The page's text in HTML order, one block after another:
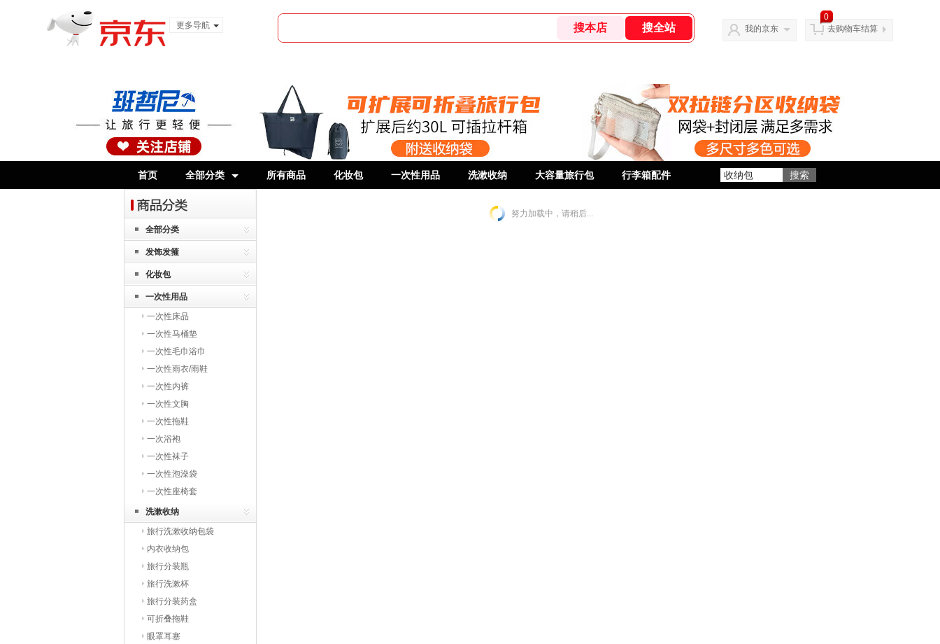
更多导航
我的京东
0
去购物车结算
首页 全部分类 所有商品 化妆包 一次性用品 洗漱收纳 大容量旅行包 行李箱配件
全部分类
发饰发箍
化妆包
一次性用品
一次性床品
一次性马桶垫
一次性毛巾浴巾
一次性雨衣/雨鞋
一次性内裤
一次性文胸
一次性拖鞋
一次浴袍
一次性袜子
一次性泡澡袋
一次性座椅套
洗漱收纳
旅行洗漱收纳包袋
内衣收纳包
旅行分装瓶
旅行洗漱杯
旅行分装药盒
可折叠拖鞋
眼罩耳塞
努力加载中，请稍后...